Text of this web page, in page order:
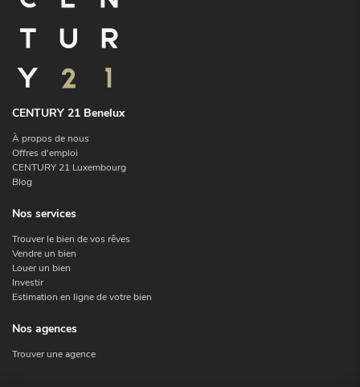
CENTURY 21 Benelux
À propos de nous
Offres d'emploi
CENTURY 21 Luxembourg
Blog
Nos services
Trouver le bien de vos rêves
Vendre un bien
Louer un bien
Investir
Estimation en ligne de votre bien
Nos agences
Trouver une agence